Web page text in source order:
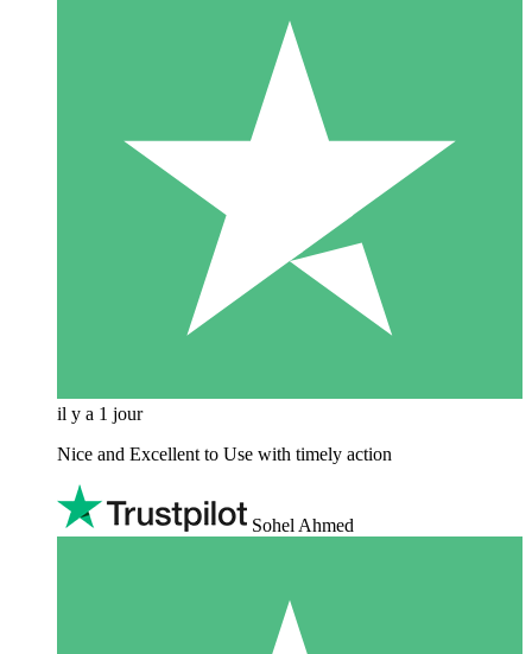
il y a 1 jour
Nice and Excellent to Use with timely action
Sohel Ahmed